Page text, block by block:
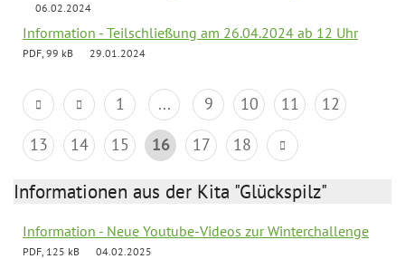
06.02.2024
Information - Teilschließung am 26.04.2024 ab 12 Uhr
PDF, 99 kB 29.01.2024
1 ... 9 10 11
12
13
14 15 16 17 18
Informationen aus der Kita "Glückspilz"
Information - Neue Youtube-Videos zur Winterchallenge
PDF, 125 kB 04.02.2025